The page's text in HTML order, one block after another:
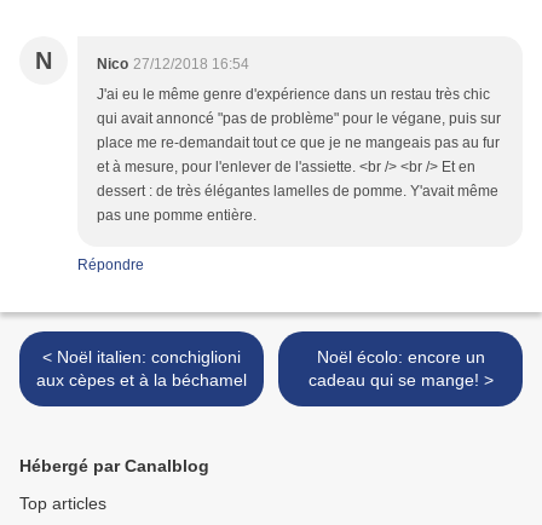
N Nico 27/12/2018 16:54
J'ai eu le même genre d'expérience dans un restau très chic
qui avait annoncé "pas de problème" pour le végane, puis sur
place me re-demandait tout ce que je ne mangeais pas au fur
et à mesure, pour l'enlever de l'assiette. <br /> <br /> Et en
dessert : de très élégantes lamelles de pomme. Y'avait même
pas une pomme entière.
Répondre
< Noël italien: conchiglioni
aux cèpes et à la béchamel
Noël écolo: encore un
cadeau qui se mange! >
Hébergé par Canalblog
Top articles